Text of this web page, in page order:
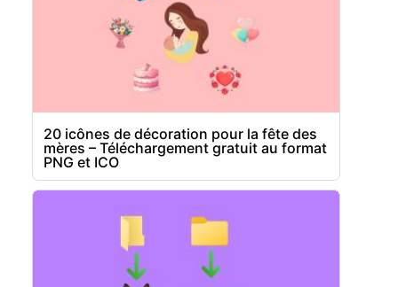
20 icônes de décoration pour la fête des
mères – Téléchargement gratuit au format
PNG et ICO